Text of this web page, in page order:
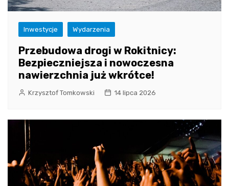
Inwestycje Wydarzenia
Przebudowa drogi w Rokitnicy:
Bezpieczniejsza i nowoczesna
nawierzchnia już wkrótce!
Krzysztof Tomkowski 14 lipca 2026